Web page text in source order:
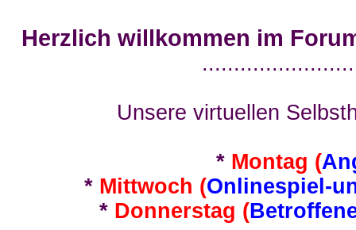
Herzlich willkommen im
Unsere virtuellen
* Montag (
* Mittwoch (Onlinespiel-
* Donnerstag (